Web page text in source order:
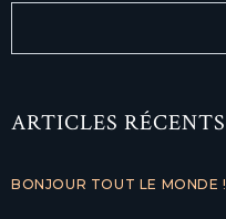
ARTICLES RÉCENTS
BONJOUR TOUT LE MONDE !